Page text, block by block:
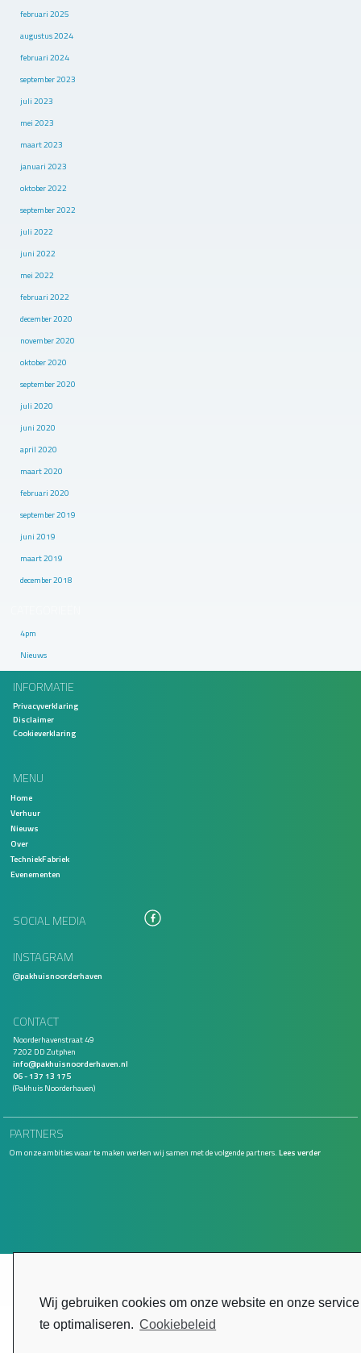
Wij gebruiken cookies om onze website en onze service
te optimaliseren. Cookiebeleid
februari 2025
augustus 2024
februari 2024
september 2023
juli 2023
mei 2023
maart 2023
januari 2023
oktober 2022
september 2022
juli 2022
juni 2022
mei 2022
februari 2022
december 2020
november 2020
oktober 2020
september 2020
juli 2020
juni 2020
april 2020
maart 2020
februari 2020
september 2019
juni 2019
maart 2019
december 2018
4pm
Nieuws
INFORMATIE
Privacyverklaring
Disclaimer
Cookieverklaring
MENU
Home
Verhuur
Nieuws
Over
TechniekFabriek
Evenementen
SOCIAL MEDIA
INSTAGRAM
@pakhuisnoorderhaven
CONTACT
Noorderhavenstraat 49
7202 DD Zutphen
info@pakhuisnoorderhaven.nl
06 - 137 13 175
(Pakhuis Noorderhaven)
PARTNERS
Om onze ambities waar te maken werken wij samen met de volgende partners.Lees verder